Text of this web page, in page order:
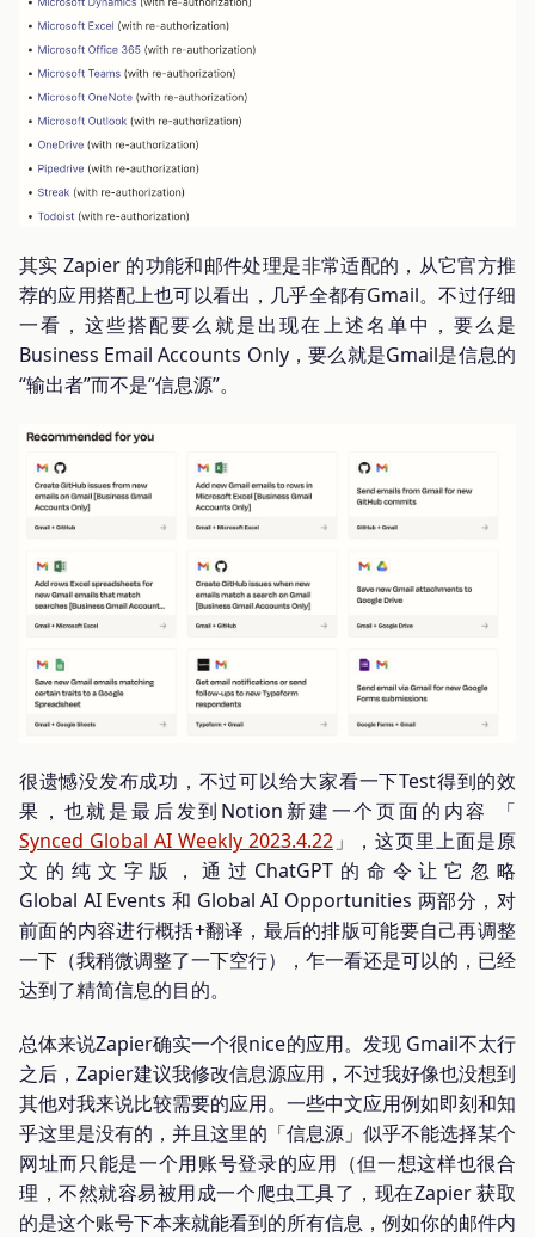
其实 Zapier 的功能和邮件处理是非常适配的，从它官方推
荐的应用搭配上也可以看出，几乎全都有Gmail。不过仔细
一看，这些搭配要么就是出现在上述名单中，要么是
Business Email Accounts Only，要么就是Gmail是信息的
“输出者”而不是“信息源”。
很遗憾没发布成功，不过可以给大家看一下Test得到的效
果，也就是最后发到Notion新建一个页面的内容 「
Synced Global AI Weekly 2023.4.22 」，这页里上面是原
文的纯文字版，通过ChatGPT的命令让它忽略
Global AI Events 和 Global AI Opportunities 两部分，对
前面的内容进行概括+翻译，最后的排版可能要自己再调整
一下（我稍微调整了一下空行），乍一看还是可以的，已经
达到了精简信息的目的。
总体来说Zapier确实一个很nice的应用。发现 Gmail不太行
之后，Zapier建议我修改信息源应用，不过我好像也没想到
其他对我来说比较需要的应用。一些中文应用例如即刻和知
乎这里是没有的，并且这里的「信息源」似乎不能选择某个
网址而只能是一个用账号登录的应用（但一想这样也很合
理，不然就容易被用成一个爬虫工具了，现在Zapier 获取
的是这个账号下本来就能看到的所有信息，例如你的邮件内